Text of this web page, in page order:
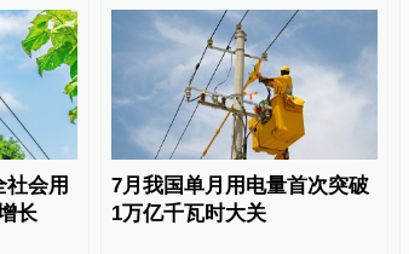
社会用
长
7月我国单月用电量首次突破
1万亿千瓦时大关